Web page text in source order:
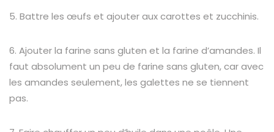
5. Battre les œufs et ajouter aux carottes et zucchinis.
6. Ajouter la farine sans gluten et la farine d’amandes. Il
faut absolument un peu de farine sans gluten, car avec
les amandes seulement, les galettes ne se tiennent
pas.